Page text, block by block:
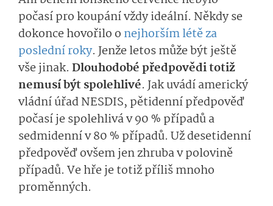
počasí pro koupání vždy ideální. Někdy se
dokonce hovořilo o nejhorším létě za
poslední roky. Jenže letos může být ještě
vše jinak. Dlouhodobé předpovědi totiž
nemusí být spolehlivé. Jak uvádí americký
vládní úřad NESDIS, pětidenní předpověď
počasí je spolehlivá v 90 % případů a
sedmidenní v 80 % případů. Už desetidenní
předpověď ovšem jen zhruba v polovině
případů. Ve hře je totiž příliš mnoho
proměnných.